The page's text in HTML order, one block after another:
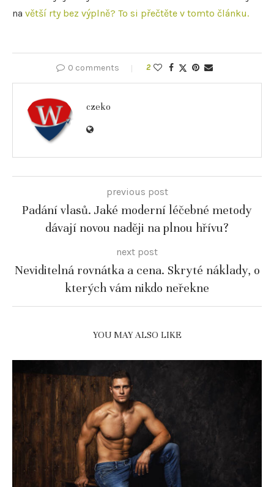
na větší rty bez výplně? To si přečtěte v tomto článku.
0 comments 2
czeko
previous post
Padání vlasů. Jaké moderní léčebné metody
dávají novou naději na plnou hřívu?
next post
Neviditelná rovnátka a cena. Skryté náklady, o
kterých vám nikdo neřekne
YOU MAY ALSO LIKE